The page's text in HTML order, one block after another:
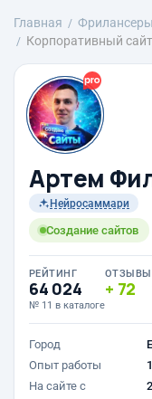
Главная Фрилансеры
Корпоративный
Артем
Нейросаммари
Создание сайтов
РЕЙТИНГ
64 024
№ 11 в каталоге
ОТЗЫВЫ
72
Город
Опыт работы
На сайте с